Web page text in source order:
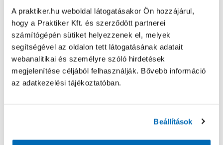
A praktiker.hu weboldal látogatásakor Ön hozzájárul,
hogy a Praktiker Kft. és szerződött partnerei
számítógépén sütiket helyezzenek el, melyek
segítségével az oldalon tett látogatásának adatait
webanalitikai és személyre szóló hirdetések
megjelenítése céljából felhasználják. Bővebb információ
az adatkezelési tájékoztatóban.
Beállítások
Oldal újratöltése